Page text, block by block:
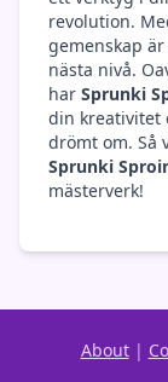
revolution.
gemenskap
nästa nivå.
har Sprunki
din kreativitet
drömt om. Så
Sprunki
mästerverk!
About|